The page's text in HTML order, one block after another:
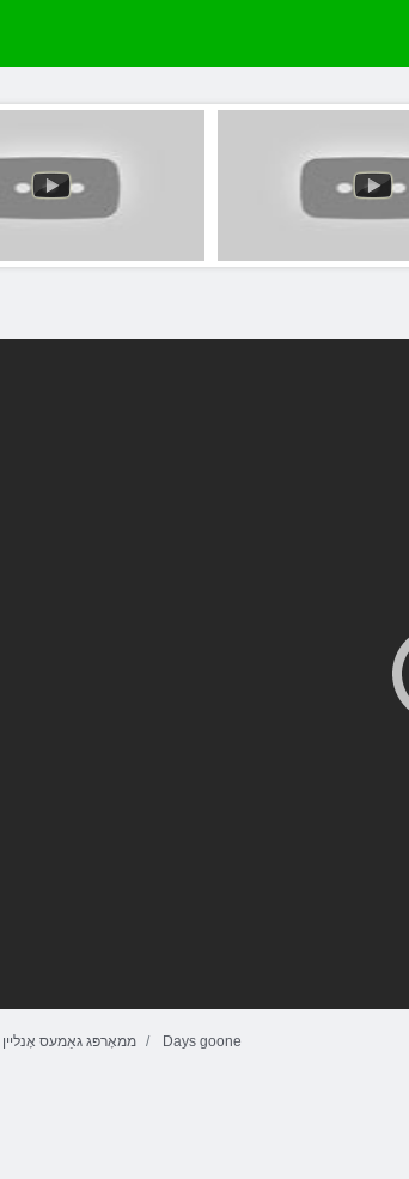
ממאָרפּג גאַמעס אָנליין Days goone